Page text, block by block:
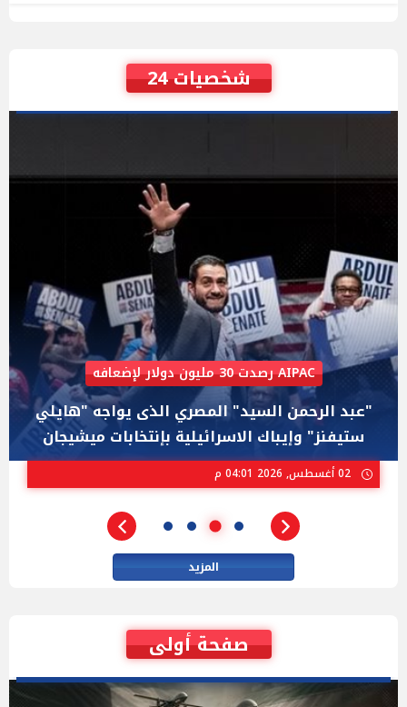
شخصيات 24
AIPAC رصدت 30 مليون دولار لإضعافه
"عبد الرحمن السيد" المصري الذى يواجه "هايلي
ستيفنز" وإيباك الاسرائيلية بإنتخابات ميشيجان
المزيد
صفحة أولى